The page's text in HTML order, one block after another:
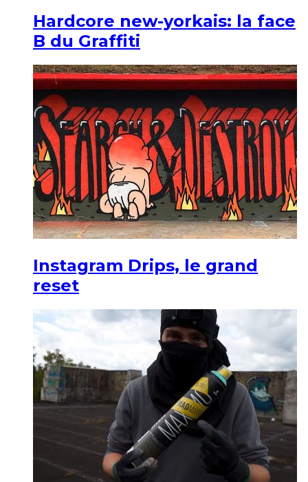
Hardcore new-yorkais: la face
B du Graffiti
Instagram Drips, le grand
reset